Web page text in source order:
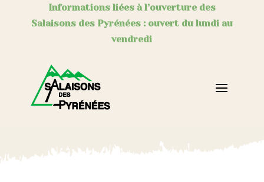
Informations liées à l’ouverture des
Salaisons des Pyrénées : ouvert du lundi au
vendredi